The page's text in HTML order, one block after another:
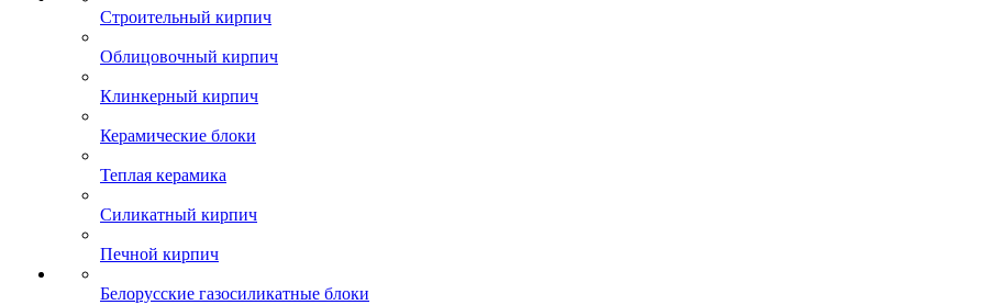
Строительный кирпич
Облицовочный кирпич
Клинкерный кирпич
Керамические блоки
Теплая керамика
Силикатный кирпич
Печной кирпич
Белорусские газосиликатные блоки